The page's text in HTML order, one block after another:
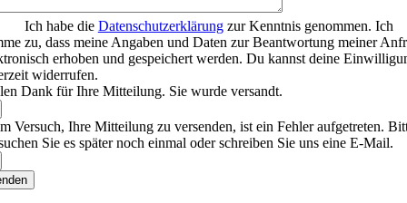
Ich habe die Datenschutzerklärungzur Kenntnis genommen. Ich
zu, dass meine Angaben und Daten zur Beantwortung meiner
erhoben und gespeichert werden. Du kannst deine
widerrufen.
Dank für Ihre Mitteilung. Sie wurde versandt.
Versuch, Ihre Mitteilung zu versenden, ist ein Fehler aufgetreten.
Sie es später noch einmal oder schreiben Sie uns eine E-Mail.